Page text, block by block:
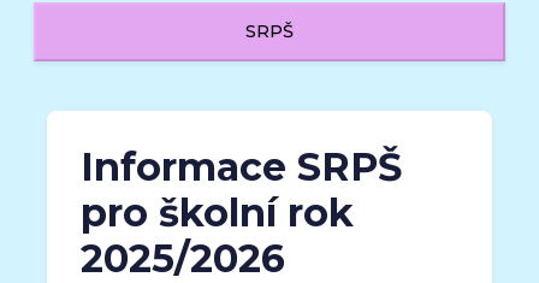
SRPŠ
Informace SRPŠ
pro školní rok
2025/2026